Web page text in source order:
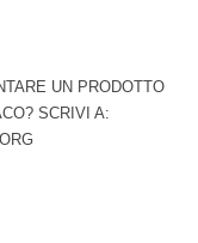
UN PRODOTTO
SCRIVI A: